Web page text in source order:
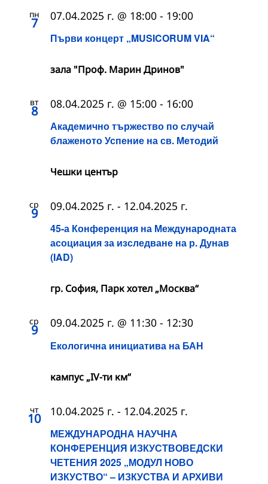
пн
7
Първи концерт „MUSICORUM VIA“
07.04.2025 г. @ 18:00 - 19:00
зала "Проф. Марин Дринов"
вт
8
Академично тържество по случай
блаженото Успение на св. Методий
08.04.2025 г. @ 15:00 - 16:00
Чешки център
ср
9
45-а Конференция на Международната
асоциация за изследване на р. Дунав
(IAD)
09.04.2025 г. - 12.04.2025 г.
гр. София, Парк хотел „Москва“
ср
9
Екологична инициатива на БАН
09.04.2025 г. @ 11:30 - 12:30
кампус „IV-ти км“
чт
10
МЕЖДУНАРОДНА НАУЧНА
КОНФЕРЕНЦИЯ ИЗКУСТВОВЕДСКИ
ЧЕТЕНИЯ 2025 „МОДУЛ НОВО
ИЗКУСТВО“ – ИЗКУСТВА И АРХИВИ
10.04.2025 г. - 12.04.2025 г.